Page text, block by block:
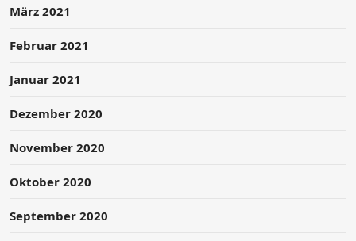
März 2021
Februar 2021
Januar 2021
Dezember 2020
November 2020
Oktober 2020
September 2020